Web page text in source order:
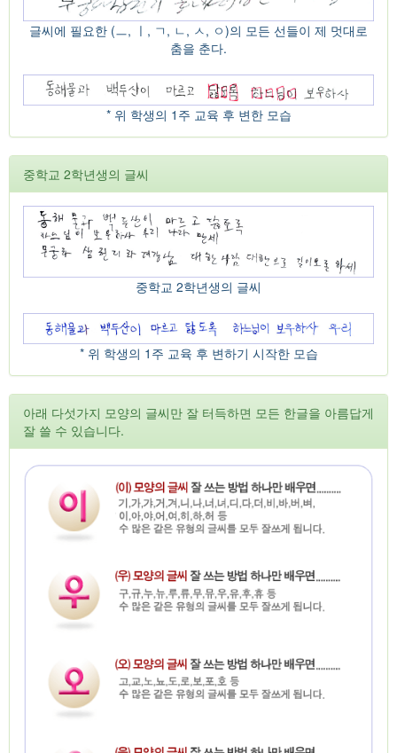
글씨에 필요한 (ㅡ, ㅣ, ㄱ, ㄴ, ㅅ, ㅇ)의 모든 선들이 제 멋대로
춤을 춘다.
* 위 학생의 1주 교육 후 변한 모습
중학교 2학년생의 글씨
중학교 2학년생의 글씨
* 위 학생의 1주 교육 후 변하기 시작한 모습
아래 다섯가지 모양의 글씨만 잘 터득하면 모든 한글을 아름답게
잘 쓸 수 있습니다.